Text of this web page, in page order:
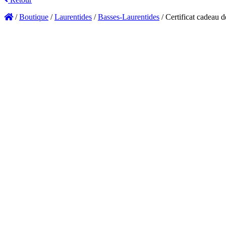
/Boutique /Laurentides /Basses-Laurentides /Certificat cadeau